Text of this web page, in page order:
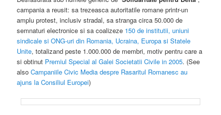
campania a reusit: sa trezeasca autoritatile romane printr-un
amplu protest, inclusiv stradal, sa stranga circa 50.000 de
semnaturi electronice si sa coalizeze 150 de institutii, uniuni
sindicale si ONG-uri din Romania, Ucraina, Europa si Statele
Unite, totalizand peste 1.000.000 de membri, motiv pentru care a
si obtinut Premiul Special al Galei Societatii Civile in 2005. (See
alsoCampaniile Civic Media despre Rasaritul Romanesc au
ajuns la Consiliul Europei)